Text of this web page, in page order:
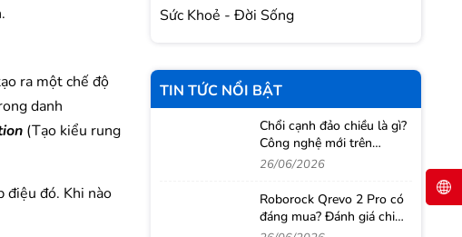
ra một chế độ
danh
(Tạo kiểu rung
điệu đó. Khi nào
Sức Khoẻ - Đời Sống
TIN TỨC NỔI BẬT
Chổi cạnh đảo chiều là gì?
Công nghệ mới trên
Roborock Qrevo 2 Pro
26/06/2026
Roborock Qrevo 2 Pro có
đáng mua? Đánh giá chi
tiết sau thời gian sử dụng